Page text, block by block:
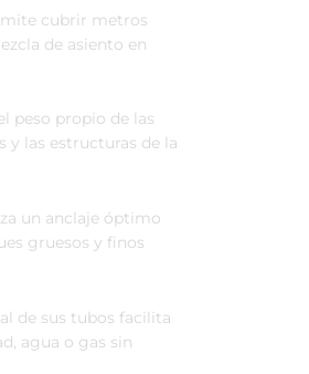
cubrir metros
de asiento en
peso propio de las
y las estructuras de la
un anclaje óptimo
gruesos y finos
de sus tubos facilita
agua o gas sin